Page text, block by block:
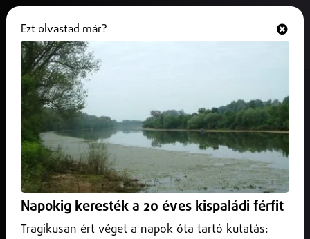
Csütörtökig még módosítható a
felvételi sorrend
2026. július 08.Belföld
Csütörtökig módosíthatják a felsőoktatási felvételizők a
Ugyancsak július 9-éig pótolhatók a hiányzó
dokumentumok.
Ezt olvastad már?
Napokig keresték a 20 éves kispaládi férfit
Tragikusan ért véget a napok óta tartó kutatás: